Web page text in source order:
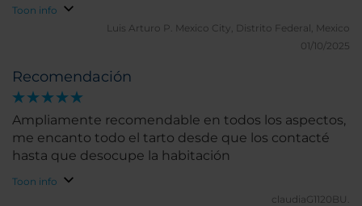
que necesito
Toon info
Luis Arturo P. Mexico City, Distrito Federal, Mexico
01/10/2025
Recomendación
Ampliamente recomendable en todos los aspectos,
me encanto todo el tarto desde que los contacté
hasta que desocupe la habitación
Toon info
claudiaG1120BU.